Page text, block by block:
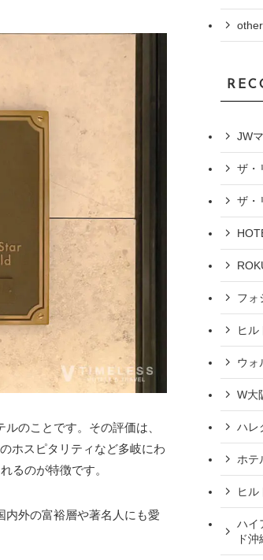
のことです。その評価は、
ホスピタリティなど多岐にわ
るのが特徴です。
内外の富裕層や著名人にも愛
JW
ザ・
ザ・
フォ
ヒル
ウォ
W大
ハレ
ホテ
ヒル
ハイ
ド沖